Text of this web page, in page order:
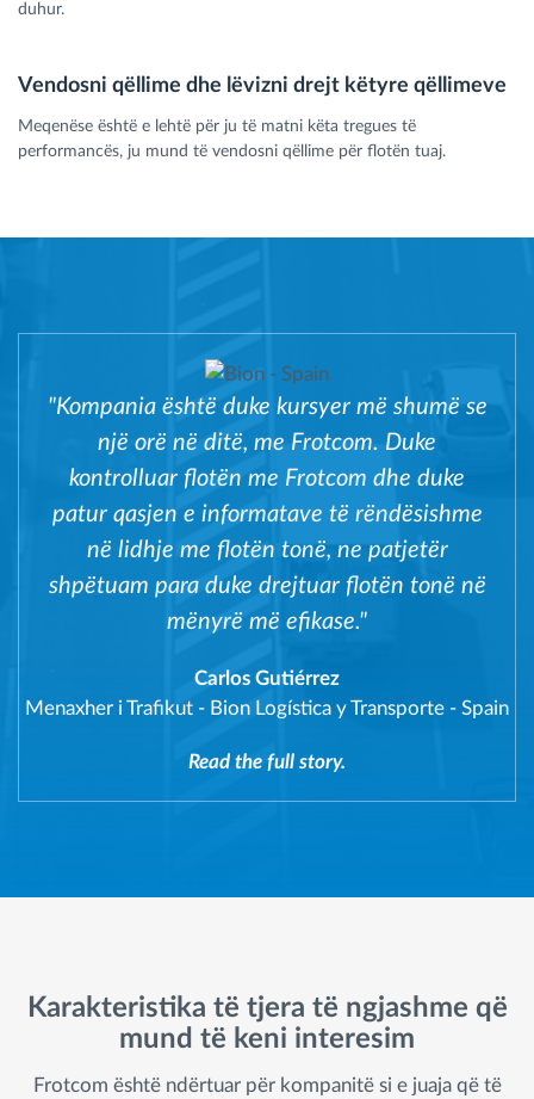
duhur.
Vendosni qëllime dhe lëvizni drejt këtyre qëllimeve
Meqenëse është e lehtë për ju të matni këta tregues të
performancës, ju mund të vendosni qëllime për flotën tuaj.
"Kompania është duke kursyer më shumë se
një orë në ditë, me Frotcom. Duke
kontrolluar flotën me Frotcom dhe duke
patur qasjen e informatave të rëndësishme
në lidhje me flotën tonë, ne patjetër
shpëtuam para duke drejtuar flotën tonë në
mënyrë më efikase."
Carlos Gutiérrez
Menaxher i Trafikut - Bion Logística y Transporte - Spain
Read the full story.
Karakteristika të tjera të ngjashme që
mund të keni interesim
Frotcom është ndërtuar për kompanitë si e juaja që të